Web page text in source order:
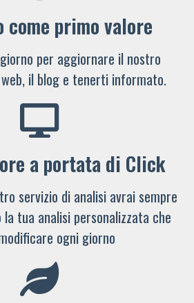
come primo valore
per aggiornare il nostro
il blog e tenerti informato.
a portata di Click
servizio di analisi avrai sempre
tua analisi personalizzata che
ogni giorno